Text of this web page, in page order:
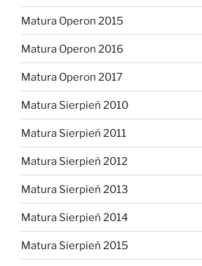
Matura Operon 2015
Matura Operon 2016
Matura Operon 2017
Matura Sierpień 2010
Matura Sierpień 2011
Matura Sierpień 2012
Matura Sierpień 2013
Matura Sierpień 2014
Matura Sierpień 2015